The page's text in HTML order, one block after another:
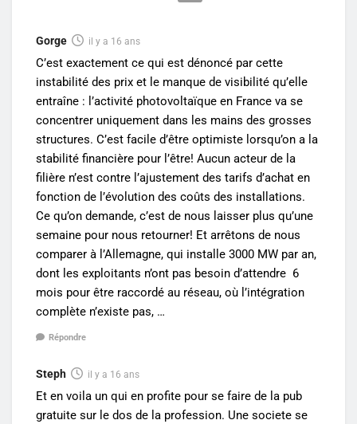
Gorge il y a 16 ans
C’est exactement ce qui est dénoncé par cette
instabilité des prix et le manque de visibilité qu’elle
entraîne : l’activité photovoltaïque en France va se
concentrer uniquement dans les mains des grosses
structures. C’est facile d’être optimiste lorsqu’on a la
stabilité financière pour l’être! Aucun acteur de la
filière n’est contre l’ajustement des tarifs d’achat en
fonction de l’évolution des coûts des installations.
Ce qu’on demande, c’est de nous laisser plus qu’une
semaine pour nous retourner! Et arrêtons de nous
comparer à l’Allemagne, qui installe 3000 MW par an,
dont les exploitants n’ont pas besoin d’attendre 6
mois pour être raccordé au réseau, où l’intégration
complète n’existe pas, …
Répondre
Steph il y a 16 ans
Et en voila un qui en profite pour se faire de la pub
gratuite sur le dos de la profession. Une societe se